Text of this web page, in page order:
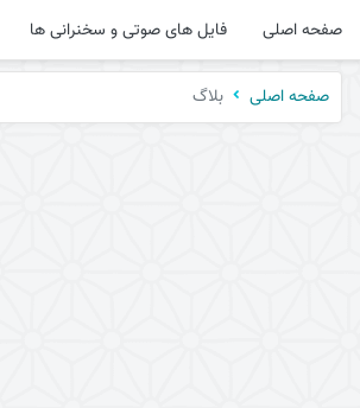
صفحه اصلی فایل های صوتی و سخنرانی ها
صفحه اصلی بلاگ